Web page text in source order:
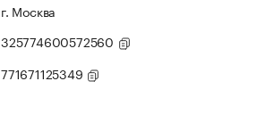
г. Москва
325774600572560
771671125349